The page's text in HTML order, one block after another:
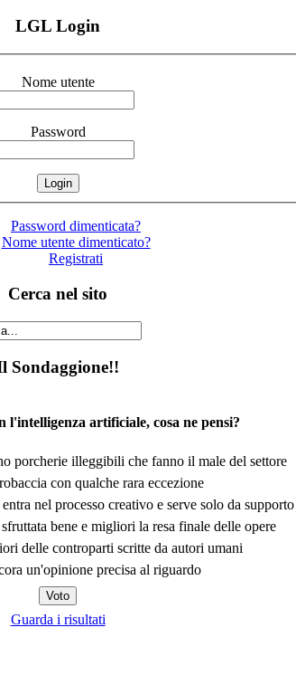
LGL Login
Nome utente
Password
Password dimenticata?
Nome utente dimenticato?
Registrati
Cerca nel sito
Sondaggione!!
l'intelligenza artificiale, cosa ne pensi?
porcherie illeggibili che fanno il male del settore
con qualche rara eccezione
nel processo creativo e serve solo da
bene e migliori la resa finale delle opere
delle controparti scritte da autori umani
un'opinione precisa al riguardo
Guarda i risultati